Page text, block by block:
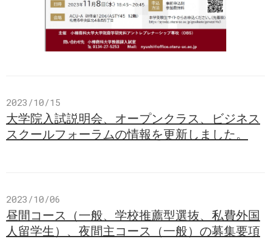
2023/10/15
大学院入試説明会、オープンクラス、ビジネス
スクールフォーラムの情報を更新しました。
2023/10/06
昼間コース（一般、学校推薦型選抜、私費外国
人留学生）、夜間主コース（一般）の募集要項